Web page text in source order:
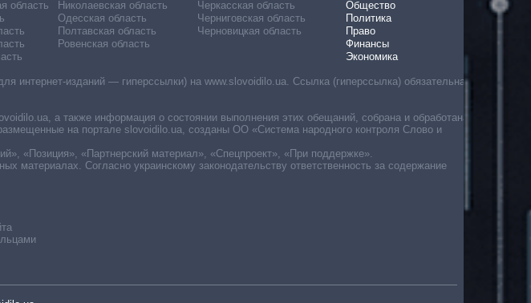
область
Николаевская область
Одесская область
Полтавская область
Ровенская область
Черкасская область
Черниговская область
Черновицкая область
Общество
Политика
Право
Финансы
Экономика
интернет-изданий — гиперссылки) на www.slovoidilo.ua. Ссылка (гиперссылка) обязательна
а также информация о состоянии выполнения этих обещаний, собрана и обработана
на портале slovoidilo.ua, созданы ОО «Система народного контроля Слово и
«Позиция», «Партнерский материал», «Спецпроект», «При поддержке».
материалах. Согласно украинскому законодательству ответственность за содержание